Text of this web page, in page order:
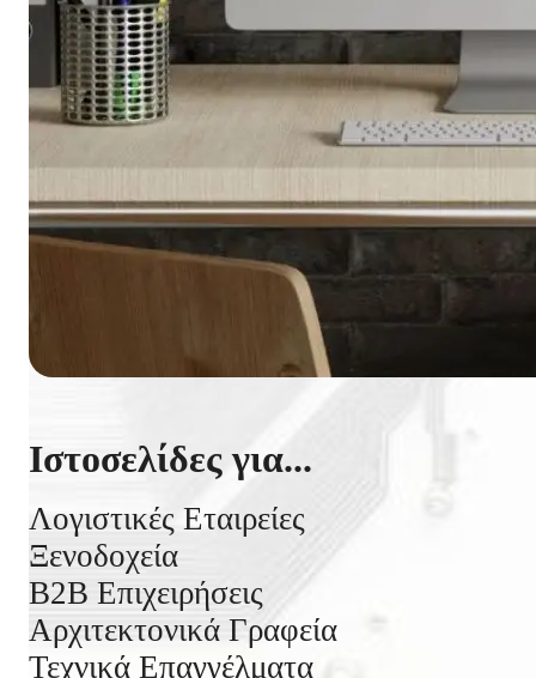
Ιστοσελίδες για...
Λογιστικές Εταιρείες
Ξενοδοχεία
B2B Επιχειρήσεις
Αρχιτεκτονικά Γραφεία
Τεχνικά Επαγγέλματα